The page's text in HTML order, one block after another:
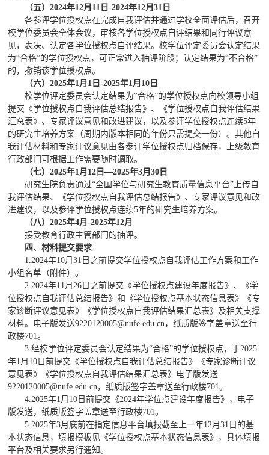
（五）2024年12月1 1 日-2024年12月31日
各参评学位授权点在完成自我评估并通过学校全面评估后，召开
校学位委员会全体会议，审核各学位授权点自评结果和同行评议意
见，表决、认定各学位授权点自评结果。校学位评定委员会认定结果
为“合格”的学位授权点，可正常进入抽评阶段；认定结果为“不合格”
的，撤销该学位授权点。
（六）2025年1 月1日-2025年1 月 10日
校学位评定委员会认定结果为“合格”的学位授权点向校领导小组
提交《学位授权点自我评估总结报告》、《学位授权点自我评估结果
汇总表》、专家评议意见和改进建议，以及参评学位授权点连续5年
的研究生培养方案（周期内版本相同的年份只需提交一份）。其他自
我评估材料和专家评议意见由各参评学位授权点归档保存，上级教育
行政部门可根据工作需要随时调取。
（七） 2025年1月12日—2025年3月 30日
研究生院负责通过“全国学位与研究生教育质量信息平台”上传自
我评估结果、《学位授权点自我评估总结报告》、专家评议意见和改
进建议，以及参评学位授权点连续5年的研究生培养方案。
（八）2025年4月-2025年12月
接受教育行政主管部门的抽评。
四、材料提交要求
1.2024年10月31日之前提交学位授权点自我评估工作方案和工作
小组名单（附件）。
2.2024年11月26日之前提交《学位授权点建设年度报告》、《学
位授权点自我评估总结报告》和《学位授权点基本状态信息表》《专
家诊断评议意见表》《学位授权点自我评估结果汇总表》及相关支撑
材料。电子版发送9220120005@nufe.edu.cn，纸质版签字盖章送至行
政楼701。
3.经校学位评定委员会认定结果为“合格”的学位授权点，于2025
年1月10日前提交《学位授权点自我评估总结报告》《专家诊断评议
意见表》《学位授权点自我评估结果汇总表》电子版发送
9220120005@nufe.edu.cn，纸质版签字盖章送至行政楼701。
4.2025年1月10日前提交《2024年学位点建设年度报告》，电子
版发送，纸质版签字盖章送至行政楼701。
5.2025年3月底前在指定信息平台填报截至上一年12月31日的基
本状态信息，填报模板见《学位授权点基本状态信息表》，具体填报
平台及相关要求另行通知。